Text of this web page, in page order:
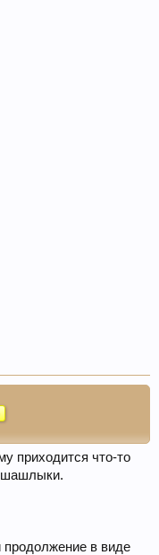
приходится что-то
шашлыки.
в виде